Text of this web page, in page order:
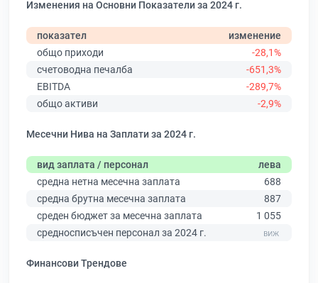
Изменения на Основни Показатели за 2024 г.
показател
изменение
общо приходи
-28,1%
счетоводна печалба
-651,3%
EBITDA
-289,7%
общо активи
-2,9%
Месечни Нива на Заплати за 2024 г.
вид заплата / персонал
лева
средна нетна месечна заплата
688
средна брутна месечна заплата
887
среден бюджет за месечна заплата
1 055
средносписъчен персонал за 2024 г.
Финансови Трендове